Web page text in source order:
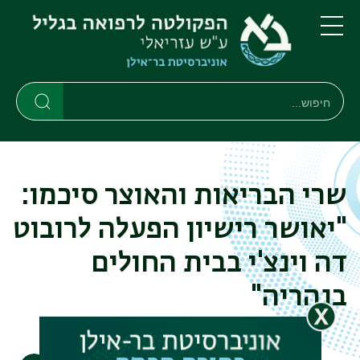
דילוג
לתוכן
העיקרי
דילוג
לתפריט
ניווט
ראשי
חיפוש
חיפוש
שרי הבריאות והאוצר סיכמו:
"יאושר רישיון הפעלה לרובוט
דה וינצ'י בבית החולים
בנהריה"